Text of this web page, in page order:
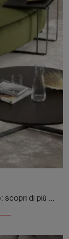
Complementi moderni e tavolini in cuoio: scopri di più sul modello Malibù di Dema e potrai arricchire i tuoi interni.